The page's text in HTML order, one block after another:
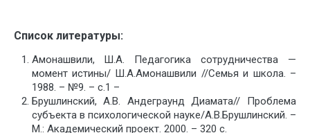
Список литературы:
Амонашвили, Ш.А. Педагогика сотрудничества —
момент истины/ Ш.А.Амонашвили //Семья и школа. –
1988. – №9. – с.1 –
Брушлинский, А.В. Андеграунд Диамата// Проблема
субъекта в психологической науке/А.В.Брушлинский. –
М.: Академический проект. 2000. – 320 с.